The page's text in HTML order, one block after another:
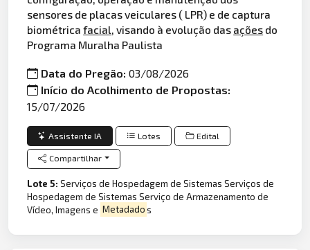
sensores de placas veiculares ( LPR) e de captura
biométricafacial, visando à evolução das ações do
Programa Muralha Paulista
Data do Pregão:03/08/2026
Início do Acolhimento de Propostas:
15/07/2026
Assistente IA Lotes Edital
Compartilhar
Lote 5:Serviços de Hospedagem de Sistemas Serviços de
Hospedagem de Sistemas Serviço de Armazenamento de
Vídeo, Imagens e Metadados